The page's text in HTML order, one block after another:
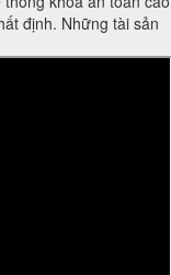
định. Những tài sản